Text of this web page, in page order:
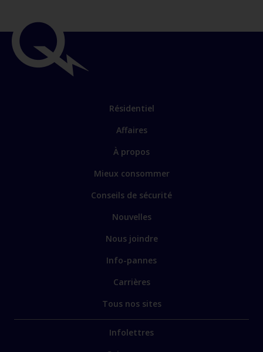
Résidentiel
Affaires
À propos
Mieux consommer
Conseils de sécurité
Nouvelles
Nous joindre
Info-pannes
Carrières
Tous nos sites
Infolettres